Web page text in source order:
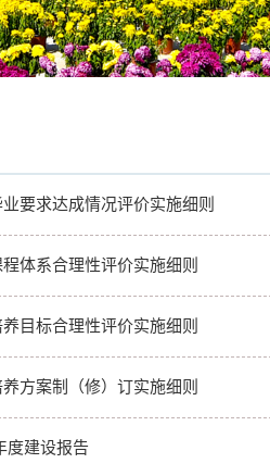
要求达成情况评价实施细则
体系合理性评价实施细则
目标合理性评价实施细则
方案制（修）订实施细则
度建设报告